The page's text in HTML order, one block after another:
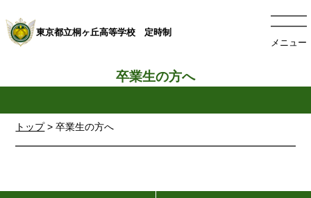
東京都立桐ヶ丘高等学校 定時制
メニュー
トップ>卒業生の方へ
卒業生の方へ